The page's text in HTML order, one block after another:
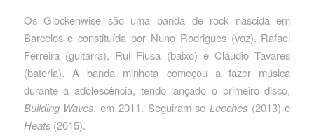
Os Glockenwise são uma banda de rock nascida em
Barcelos e constituída por Nuno Rodrigues (voz), Rafael
Ferreira (guitarra), Rui Fiusa (baixo) e Cláudio Tavares
(bateria). A banda minhota começou a fazer música
durante a adolescência, tendo lançado o primeiro disco,
Building Waves, em 2011. Seguiram-se Leeches(2013) e
Heats(2015).